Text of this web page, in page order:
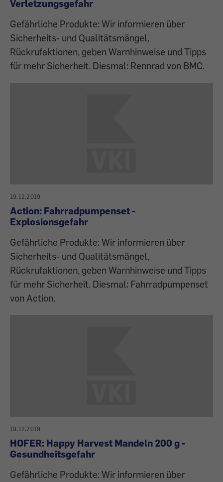
Verletzungsgefahr
Gefährliche Produkte: Wir informieren über
Sicherheits- und Qualitätsmängel,
Rückrufaktionen, geben Warnhinweise und Tipps
für mehr Sicherheit. Diesmal: Rennrad von BMC.
19.12.2019
Action: Fahrradpumpenset -
Explosionsgefahr
Gefährliche Produkte: Wir informieren über
Sicherheits- und Qualitätsmängel,
Rückrufaktionen, geben Warnhinweise und Tipps
für mehr Sicherheit. Diesmal: Fahrradpumpenset
von Action.
19.12.2019
HOFER: Happy Harvest Mandeln 200 g -
Gesundheitsgefahr
Gefährliche Produkte: Wir informieren über